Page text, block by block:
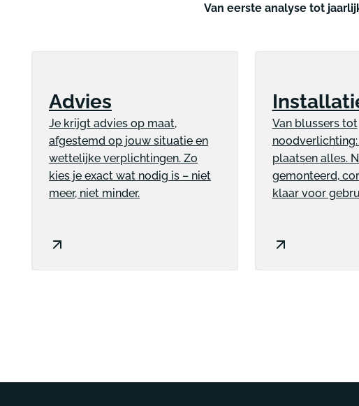
Van eerste analyse tot
Advies
Je krijgt advies op maat,
afgestemd op jouw situatie en
wettelijke verplichtingen. Zo
kies je exact wat nodig is – niet
meer, niet minder.
Van blussers tot
plaatsen alles.
gemonteerd,
klaar voor